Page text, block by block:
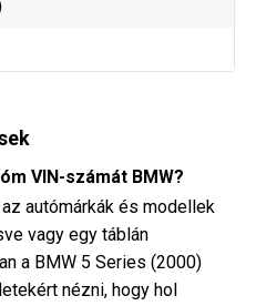
VIN-számát BMW?
autómárkák és modellek
vagy egy táblán
a BMW 5 Series (2000)
nézni, hogy hol